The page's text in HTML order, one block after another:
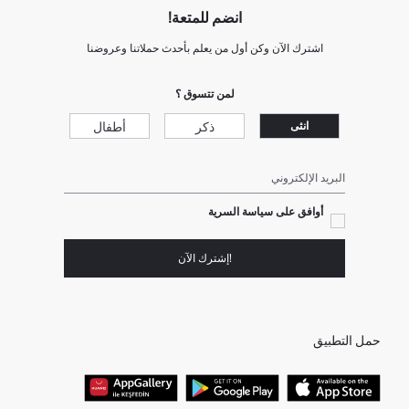
انضم للمتعة!
اشترك الآن وكن أول من يعلم بأحدث حملاتنا وعروضنا
لمن تتسوق ؟
انثى ذكر أطفال
البريد الإلكتروني
أوافق على سياسة السرية
!إشترك الآن
حمل التطبيق